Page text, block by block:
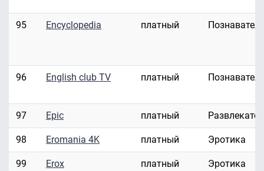
95 Encyclopedia платный
96 English club TV платный
97 Epic платный
98 Eromania 4K платный Эротика
99 Erox платный Эротика